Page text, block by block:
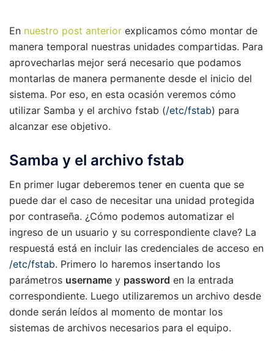
En nuestro post anterior explicamos cómo montar de
manera temporal nuestras unidades compartidas. Para
aprovecharlas mejor será necesario que podamos
montarlas de manera permanente desde el inicio del
sistema. Por eso, en esta ocasión veremos cómo
utilizar Samba y el archivo fstab (/etc/fstab) para
alcanzar ese objetivo.
Samba y el archivo fstab
En primer lugar deberemos tener en cuenta que se
puede dar el caso de necesitar una unidad protegida
por contraseña. ¿Cómo podemos automatizar el
ingreso de un usuario y su correspondiente clave? La
respuestá está en incluir las credenciales de acceso en
/etc/fstab. Primero lo haremos insertando los
parámetros username y password en la entrada
correspondiente. Luego utilizaremos un archivo desde
donde serán leídos al momento de montar los
sistemas de archivos necesarios para el equipo.